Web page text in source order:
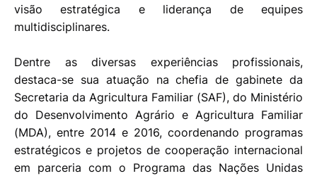
visão estratégica e liderança de equipes
multidisciplinares.
Dentre as diversas experiências profissionais,
destaca-se sua atuação na chefia de gabinete da
Secretaria da Agricultura Familiar (SAF), do Ministério
do Desenvolvimento Agrário e Agricultura Familiar
(MDA), entre 2014 e 2016, coordenando programas
estratégicos e projetos de cooperação internacional
em parceria com o Programa das Nações Unidas